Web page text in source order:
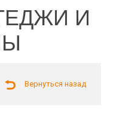
И
Вернуться назад